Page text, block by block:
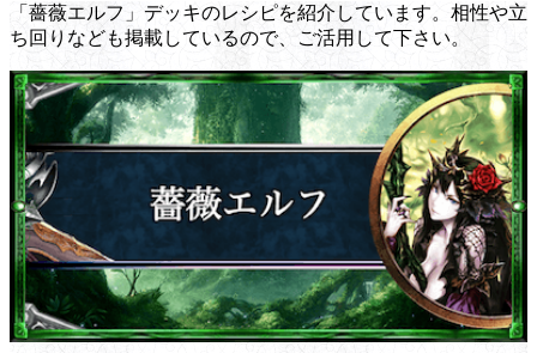
「薔薇エルフ」デッキのレシピを紹介しています。相性や立
ち回りなども掲載しているので、ご活用して下さい。